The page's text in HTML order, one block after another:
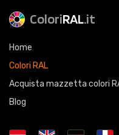
ColoriRAL.it
Home
Colori RAL
Acquista mazzetta colori
Blog